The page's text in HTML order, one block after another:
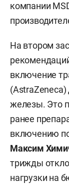
компании
На втором
включение
(AstraZeneca)
железы. Это
ранее
включению
Максим
трижды
нагрузки на